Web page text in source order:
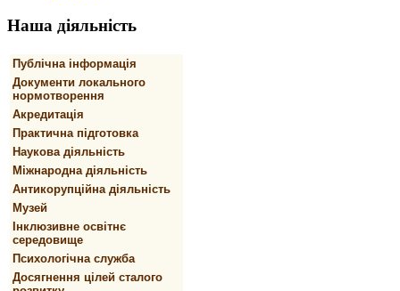
Наша діяльність
Публічна інформація
Документи локального
нормотворення
Акредитація
Практична підготовка
Наукова діяльність
Міжнародна діяльність
Антикорупційна діяльність
Музей
Інклюзивне освітнє
середовище
Психологічна служба
Досягнення цілей сталого